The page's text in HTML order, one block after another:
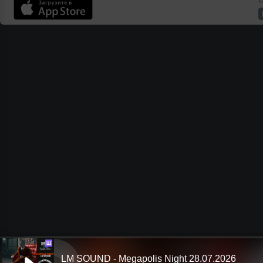
Ш
LM SOUND - Megapolis Night 28.07.2026